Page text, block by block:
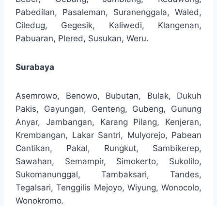
Pabedilan, Pasaleman, Suranenggala, Waled,
Ciledug, Gegesik, Kaliwedi, Klangenan,
Pabuaran, Plered, Susukan, Weru.
Surabaya
Asemrowo, Benowo, Bubutan, Bulak, Dukuh
Pakis, Gayungan, Genteng, Gubeng, Gunung
Anyar, Jambangan, Karang Pilang, Kenjeran,
Krembangan, Lakar Santri, Mulyorejo, Pabean
Cantikan, Pakal, Rungkut, Sambikerep,
Sawahan, Semampir, Simokerto, Sukolilo,
Sukomanunggal, Tambaksari, Tandes,
Tegalsari, Tenggilis Mejoyo, Wiyung, Wonocolo,
Wonokromo.